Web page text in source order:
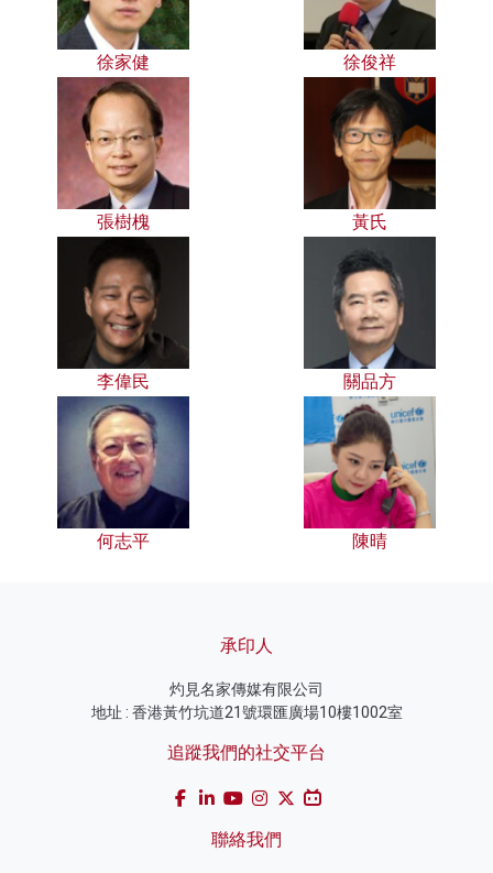
徐家健 徐俊祥
張樹槐 黃氏
李偉民 關品方
何志平 陳晴
承印人
灼見名家傳媒有限公司
地址 : 香港黃竹坑道21號環匯廣場10樓1002室
追蹤我們的社交平台
聯絡我們